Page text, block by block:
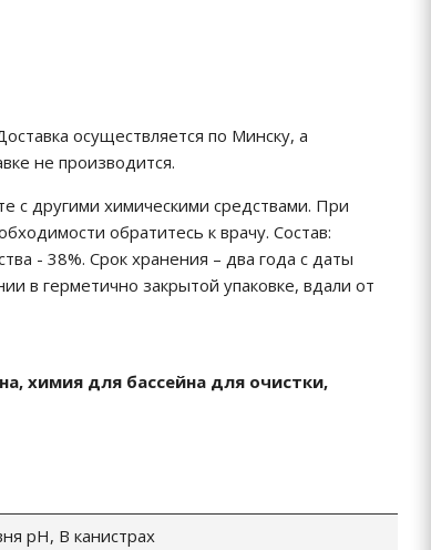
осуществляется по Минску, а
не производится.
с другими химическими средствами. При
обратитесь к врачу. Состав:
- 38%. Срок хранения – два года с даты
в герметично закрытой упаковке, вдали от
химия для бассейна для очистки,
рН, В канистрах